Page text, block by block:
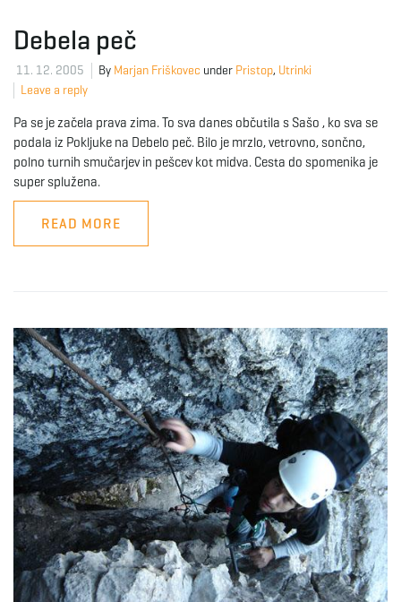
Debela peč
11. 12. 2005 By Marjan Friškovec under Pristop, Utrinki
Leave a reply
Pa se je začela prava zima. To sva danes občutila s Sašo , ko sva se
podala iz Pokljuke na Debelo peč. Bilo je mrzlo, vetrovno, sončno,
polno turnih smučarjev in pešcev kot midva. Cesta do spomenika je
super splužena.
READ MORE